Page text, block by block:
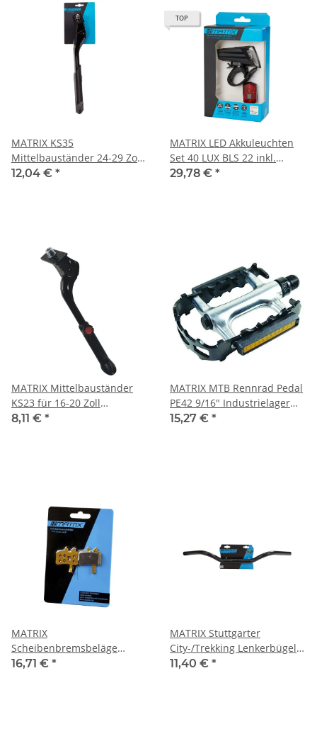
MATRIX KS35
Mittelbauständer 24-29 Zoll
| Höhenverstellbar |
12,04 € *
TOP
MATRIX LED Akkuleuchten
Set 40 LUX BLS 22 inkl.
Lithium Ionen Akkus
29,78 € *
MATRIX Mittelbauständer
KS23 für 16-20 Zoll
Kinderrad höhenverstellbar
8,11 € *
MATRIX MTB Rennrad Pedal
PE42 9/16" Industrielager
Schwarz/Silber
15,27 € *
MATRIX
Scheibenbremsbeläge
Ceramic Sintered für Avid
16,71 € *
MATRIX Stuttgarter
City-/Trekking Lenkerbügel
25,4mm 590mm Stahl
11,40 € *